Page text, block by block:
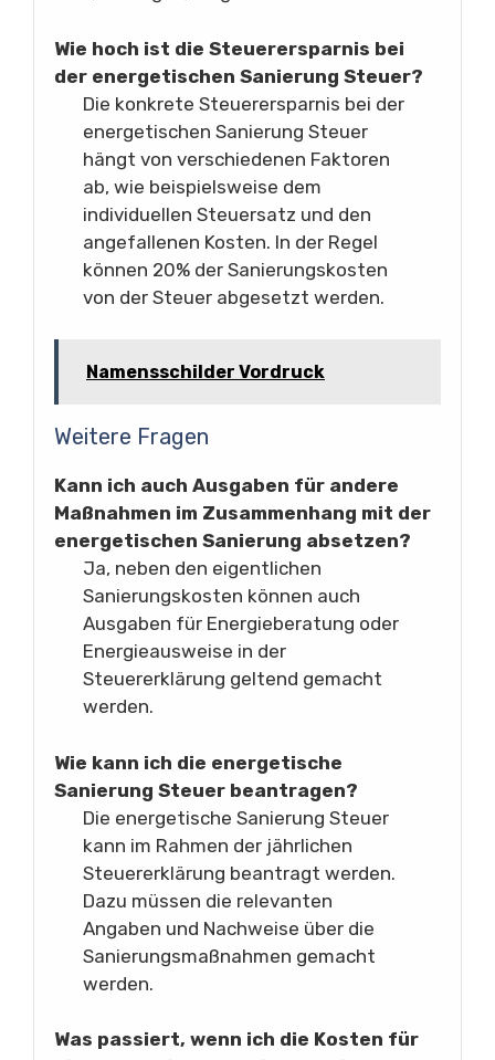
Wie hoch ist die Steuerersparnis bei
der energetischen Sanierung Steuer?
Die konkrete Steuerersparnis bei der
energetischen Sanierung Steuer
hängt von verschiedenen Faktoren
ab, wie beispielsweise dem
individuellen Steuersatz und den
angefallenen Kosten. In der Regel
können 20% der Sanierungskosten
von der Steuer abgesetzt werden.
Namensschilder Vordruck
Weitere Fragen
Kann ich auch Ausgaben für andere
Maßnahmen im Zusammenhang mit der
energetischen Sanierung absetzen?
Ja, neben den eigentlichen
Sanierungskosten können auch
Ausgaben für Energieberatung oder
Energieausweise in der
Steuererklärung geltend gemacht
werden.
Wie kann ich die energetische
Sanierung Steuer beantragen?
Die energetische Sanierung Steuer
kann im Rahmen der jährlichen
Steuererklärung beantragt werden.
Dazu müssen die relevanten
Angaben und Nachweise über die
Sanierungsmaßnahmen gemacht
werden.
Was passiert, wenn ich die Kosten für